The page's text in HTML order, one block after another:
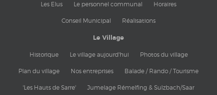
Les Elus Le personnel communal Horaires
Conseil Municipal Réalisations
Le Village
Historique Le village aujourd'hui Photos du village
Plan du village Nos entreprises Balade / Rando / Tourisme
'Les Hauts de Sarre' Jumelage Rémelfing & Sulzbach/Saar